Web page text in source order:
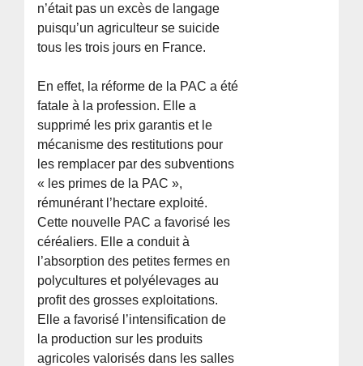
n’était pas un excès de langage
puisqu’un agriculteur se suicide
tous les trois jours en France.
En effet, la réforme de la PAC a été
fatale à la profession. Elle a
supprimé les prix garantis et le
mécanisme des restitutions pour
les remplacer par des subventions
« les primes de la PAC »,
rémunérant l’hectare exploité.
Cette nouvelle PAC a favorisé les
céréaliers. Elle a conduit à
l’absorption des petites fermes en
polycultures et polyélevages au
profit des grosses exploitations.
Elle a favorisé l’intensification de
la production sur les produits
agricoles valorisés dans les salles